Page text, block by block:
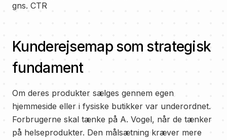
gns. CTR
Kunderejsemap som strategisk
fundament
Om deres produkter sælges gennem egen
hjemmeside eller i fysiske butikker var underordnet.
Forbrugerne skal tænke på A. Vogel, når de tænker
på helseprodukter. Den målsætning kræver mere